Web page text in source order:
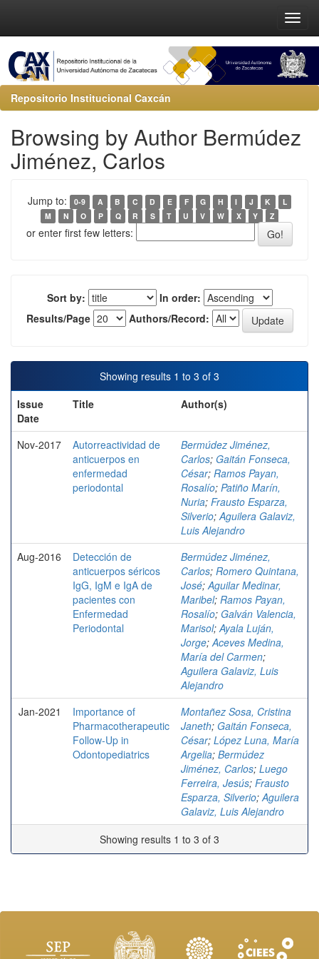
Repositorio Institucional Caxcán
Browsing by Author Bermúdez
Jiménez, Carlos
Jump to: 0-9 A B C D E F G H I J K
L
M
N O P Q R S T U V W X Y Z
or enter first few letters:
Sort by:
In order:
Results/Page
Authors/Record:
Showing results 1 to 3 of 3
Issue
Date
Title Author(s)
Nov-2017
Autorreactividad de
anticuerpos en
enfermedad
periodontal
Bermúdez Jiménez,
Carlos; Gaitán Fonseca,
César; Ramos Payan,
Rosalío; Patiño Marín,
Nuria; Frausto Esparza,
Silverio; Aguilera Galaviz,
Luis Alejandro
Aug-2016
Detección de
anticuerpos séricos
IgG, IgM e IgA de
pacientes con
Enfermedad
Periodontal
Bermúdez Jiménez,
Carlos; Romero Quintana,
José; Aguilar Medinar,
Maribel; Ramos Payan,
Rosalío; Galván Valencia,
Marisol; Ayala Luján,
Jorge; Aceves Medina,
María del Carmen;
Aguilera Galaviz, Luis
Alejandro
Jan-2021
Importance of
Pharmacotherapeutic
Follow-Up in
Odontopediatrics
Montañez Sosa, Cristina
Janeth; Gaitán Fonseca,
César; López Luna, María
Argelia; Bermúdez
Jiménez, Carlos; Luego
Ferreira, Jesús; Frausto
Esparza, Silverio; Aguilera
Galaviz, Luis Alejandro
Showing results 1 to 3 of 3